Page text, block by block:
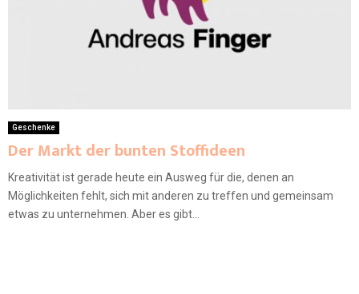
Geschenke
Der Markt der bunten Stoffideen
Kreativität ist gerade heute ein Ausweg für die, denen an
Möglichkeiten fehlt, sich mit anderen zu treffen und gemeinsam
etwas zu unternehmen. Aber es gibt...